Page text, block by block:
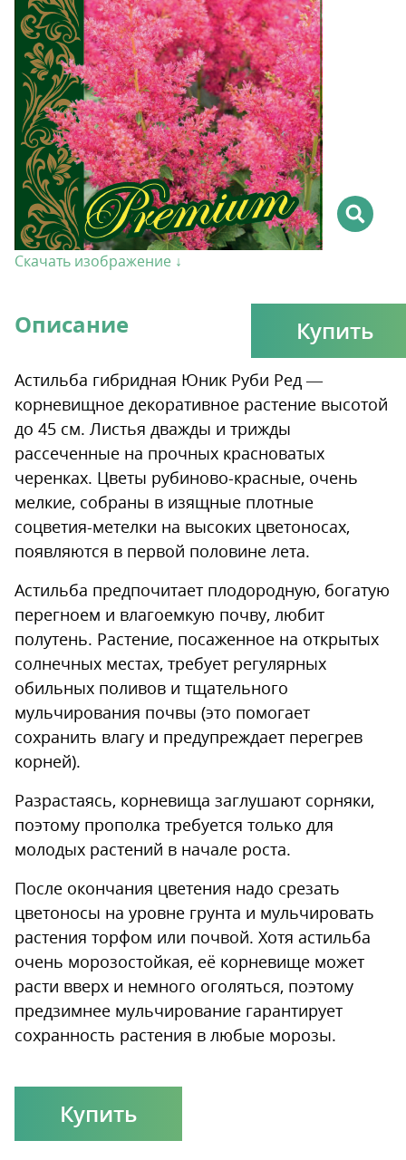
Скачать изображение ↓
Купить
Описание
Астильба гибридная Юник Руби Ред —
корневищное декоративное растение высотой
до 45 см. Листья дважды и трижды
рассеченные на прочных красноватых
черенках. Цветы рубиново-красные, очень
мелкие, собраны в изящные плотные
соцветия-метелки на высоких цветоносах,
появляются в первой половине лета.
Астильба предпочитает плодородную, богатую
перегноем и влагоемкую почву, любит
полутень. Растение, посаженное на открытых
солнечных местах, требует регулярных
обильных поливов и тщательного
мульчирования почвы (это помогает
сохранить влагу и предупреждает перегрев
корней).
Разрастаясь, корневища заглушают сорняки,
поэтому прополка требуется только для
молодых растений в начале роста.
После окончания цветения надо срезать
цветоносы на уровне грунта и мульчировать
растения торфом или почвой. Хотя астильба
очень морозостойкая, её корневище может
расти вверх и немного оголяться, поэтому
предзимнее мульчирование гарантирует
сохранность растения в любые морозы.
Купить